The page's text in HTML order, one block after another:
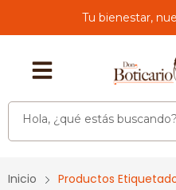
Tu bienestar,
Inicio Productos